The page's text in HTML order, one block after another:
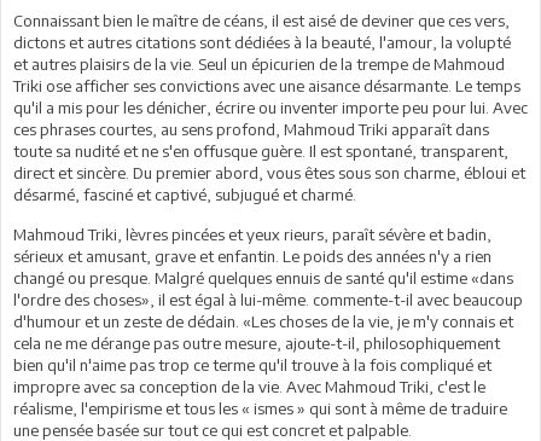
Connaissant bien le maître de céans, il est aisé de deviner que ces vers,
dictons et autres citations sont dédiées à la beauté, l'amour, la volupté
et autres plaisirs de la vie. Seul un épicurien de la trempe de Mahmoud
Triki ose afficher ses convictions avec une aisance désarmante. Le temps
qu'il a mis pour les dénicher, écrire ou inventer importe peu pour lui. Avec
ces phrases courtes, au sens profond, Mahmoud Triki apparaît dans
toute sa nudité et ne s'en offusque guère. Il est spontané, transparent,
direct et sincère. Du premier abord, vous êtes sous son charme, ébloui et
désarmé, fasciné et captivé, subjugué et charmé.
Mahmoud Triki, lèvres pincées et yeux rieurs, paraît sévère et badin,
sérieux et amusant, grave et enfantin. Le poids des années n'y a rien
changé ou presque. Malgré quelques ennuis de santé qu'il estime «dans
l'ordre des choses», il est égal à lui-même. commente-t-il avec beaucoup
d'humour et un zeste de dédain. «Les choses de la vie, je m'y connais et
cela ne me dérange pas outre mesure, ajoute-t-il, philosophiquement
bien qu'il n'aime pas trop ce terme qu'il trouve à la fois compliqué et
impropre avec sa conception de la vie. Avec Mahmoud Triki, c'est le
réalisme, l'empirisme et tous les « ismes » qui sont à même de traduire
une pensée basée sur tout ce qui est concret et palpable.